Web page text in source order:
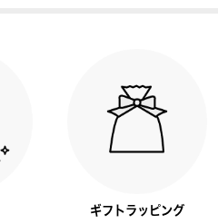
ギフトラッピング